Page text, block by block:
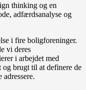
thinking og en
adfærdsanalyse og
i fire boligforeninger.
vi deres
i arbejdet med
og brugt til at definere de